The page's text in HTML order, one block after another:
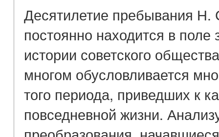
Десятилетие пребывания Н.
постоянно находится в поле
истории советского
многом обусловливается
того периода, приведших к
повседневной жизни.